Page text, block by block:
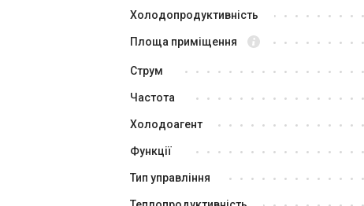
Холодопродуктивність
Площа приміщення
Струм
Частота
Холодоагент
Функції
Тип управління